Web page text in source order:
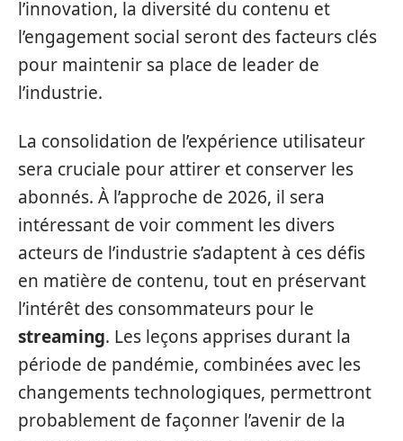
l’innovation, la diversité du contenu et
l’engagement social seront des facteurs clés
pour maintenir sa place de leader de
l’industrie.
La consolidation de l’expérience utilisateur
sera cruciale pour attirer et conserver les
abonnés. À l’approche de 2026, il sera
intéressant de voir comment les divers
acteurs de l’industrie s’adaptent à ces défis
en matière de contenu, tout en préservant
l’intérêt des consommateurs pour le
streaming. Les leçons apprises durant la
période de pandémie, combinées avec les
changements technologiques, permettront
probablement de façonner l’avenir de la